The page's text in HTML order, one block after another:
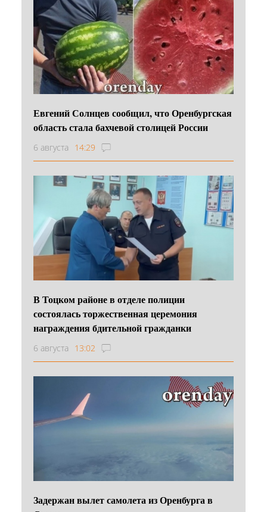
Евгений Солнцев сообщил, что Оренбургская
область стала бахчевой столицей России
6 августа 14:29
В Тоцком районе в отделе полиции
состоялась торжественная церемония
награждения бдительной гражданки
6 августа 13:02
Задержан вылет самолета из Оренбурга в